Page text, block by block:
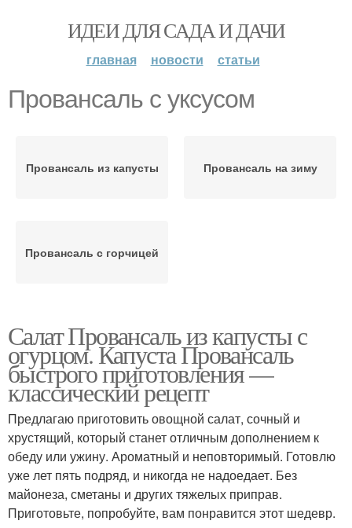
ИДЕИ ДЛЯ САДА И ДАЧИ
главная новости статьи
Провансаль с уксусом
Провансаль из капусты Провансаль на зиму
Провансаль с горчицей
Салат Провансаль из капусты с
огурцом. Капуста Провансаль
быстрого приготовления —
классический рецепт
Предлагаю приготовить овощной салат, сочный и
хрустящий, который станет отличным дополнением к
обеду или ужину. Ароматный и неповторимый. Готовлю
уже лет пять подряд, и никогда не надоедает. Без
майонеза, сметаны и других тяжелых приправ.
Приготовьте, попробуйте, вам понравится этот шедевр.